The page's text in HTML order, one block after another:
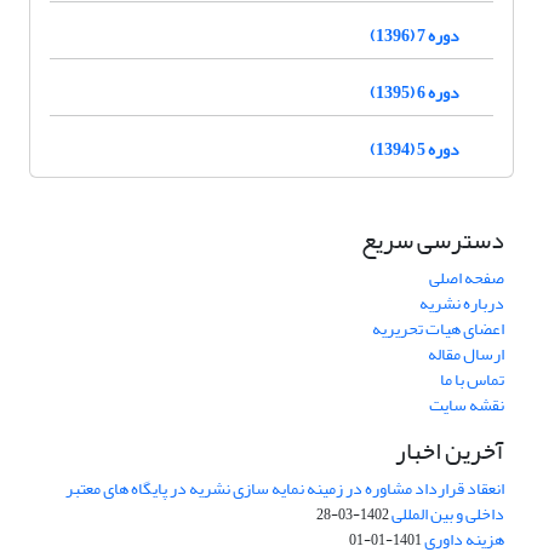
دوره 7 (1396)
دوره 6 (1395)
دوره 5 (1394)
دسترسی سریع
صفحه اصلی
درباره نشریه
اعضای هیات تحریریه
ارسال مقاله
تماس با ما
نقشه سایت
آخرین اخبار
انعقاد قرارداد مشاوره در زمینه نمایه سازی نشریه در پایگاه های معتبر
داخلی و بین المللی1402-03-28
هزینه داوری1401-01-01